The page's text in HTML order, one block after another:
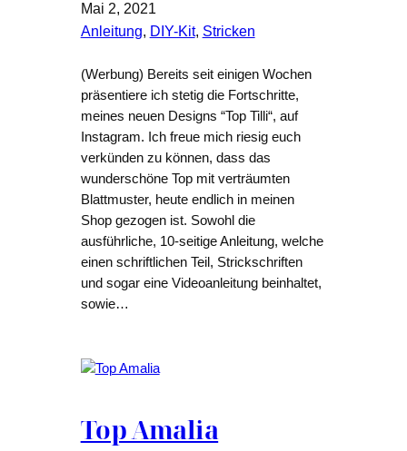
Mai 2, 2021
Anleitung, DIY-Kit, Stricken
(Werbung) Bereits seit einigen Wochen
präsentiere ich stetig die Fortschritte,
meines neuen Designs “Top Tilli“, auf
Instagram. Ich freue mich riesig euch
verkünden zu können, dass das
wunderschöne Top mit verträumten
Blattmuster, heute endlich in meinen
Shop gezogen ist. Sowohl die
ausführliche, 10-seitige Anleitung, welche
einen schriftlichen Teil, Strickschriften
und sogar eine Videoanleitung beinhaltet,
sowie…
Top Amalia